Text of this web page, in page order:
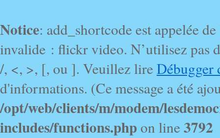
Notice: add_shortcode est appelée
invalide : flickr video. N’utilisez pas
/, <, >, [, ou ]. Veuillez lireDébugger
d'informations. (Ce message a été
/opt/web/clients/m/modem/
includes/functions.php on line3792